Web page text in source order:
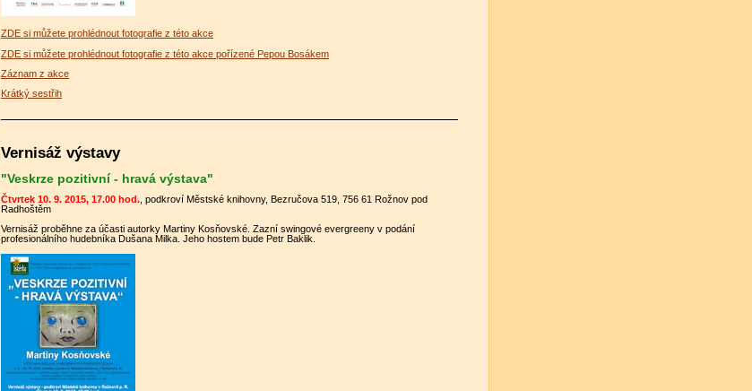
ZDE si můžete prohlédnout fotografie z této akce
ZDE si můžete prohlédnout fotografie z této akce pořízené Pepou Bosákem
Záznam z akce
Krátký sestřih
Vernisáž výstavy
"Veskrze pozitivní - hravá výstava"
Čtvrtek 10. 9. 2015, 17.00 hod. , podkroví Městské knihovny, Bezručova 519, 756 61 Rožnov pod
Radhoštěm
Vernisáž proběhne za účasti autorky Martiny Kosňovské. Zazní swingové evergreeny v podání
profesionálního hudebníka Dušana Milka. Jeho hostem bude Petr Baklik.